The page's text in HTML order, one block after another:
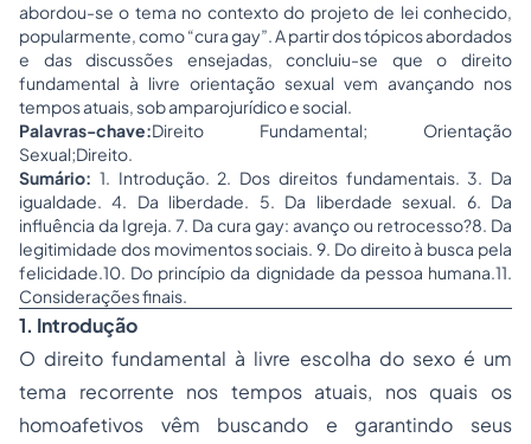
abordou-se o tema no contexto do projeto de lei conhecido,
popularmente, como “cura gay”. A partir dos tópicos abordados
e das discussões ensejadas, concluiu-se que o direito
fundamental à livre orientação sexual vem avançando nos
tempos atuais, sob amparojurídico e social.
Palavras-chave:Direito Fundamental; Orientação
Sexual;Direito.
Sumário: 1. Introdução. 2. Dos direitos fundamentais. 3. Da
igualdade. 4. Da liberdade. 5. Da liberdade sexual. 6. Da
influência da Igreja. 7. Da cura gay: avanço ou retrocesso?8. Da
legitimidade dos movimentos sociais. 9. Do direito à busca pela
felicidade.10. Do princípio da dignidade da pessoa humana.11.
Considerações finais.
1. Introdução
O direito fundamental à livre escolha do sexo é um
tema recorrente nos tempos atuais, nos quais os
homoafetivos vêm buscando e garantindo seus